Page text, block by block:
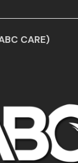
CARE)